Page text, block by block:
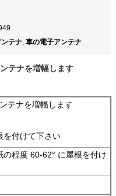
テナ, 車の電子アンテナ
テナを増幅します
テナを増幅します
を付けて下さい
程度 60-62° に屋根を付け